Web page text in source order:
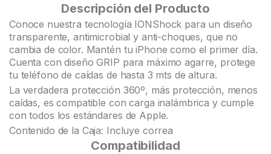
Descripción del Producto
Conoce nuestra tecnología IONShock para un diseño
transparente, antimicrobial y anti-choques, que no
cambia de color. Mantén tu iPhone como el primer día.
Cuenta con diseño GRIP para máximo agarre, protege
tu teléfono de caídas de hasta 3 mts de altura.
La verdadera protección 360º, más protección, menos
caídas, es compatible con carga inalámbrica y cumple
con todos los estándares de Apple.
Contenido de la Caja: Incluye correa
Compatibilidad